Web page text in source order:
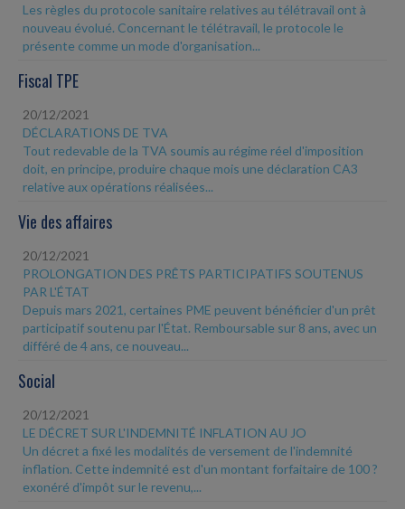
Les règles du protocole sanitaire relatives au télétravail ont à
nouveau évolué. Concernant le télétravail, le protocole le
présente comme un mode d'organisation...
Fiscal TPE
20/12/2021
DÉCLARATIONS DE TVA
Tout redevable de la TVA soumis au régime réel d'imposition
doit, en principe, produire chaque mois une déclaration CA3
relative aux opérations réalisées...
Vie des affaires
20/12/2021
PROLONGATION DES PRÊTS PARTICIPATIFS SOUTENUS
PAR L'ÉTAT
Depuis mars 2021, certaines PME peuvent bénéficier d'un prêt
participatif soutenu par l'État. Remboursable sur 8 ans, avec un
différé de 4 ans, ce nouveau...
Social
20/12/2021
LE DÉCRET SUR L'INDEMNITÉ INFLATION AU JO
Un décret a fixé les modalités de versement de l'indemnité
inflation. Cette indemnité est d'un montant forfaitaire de 100 ?
exonéré d'impôt sur le revenu,...